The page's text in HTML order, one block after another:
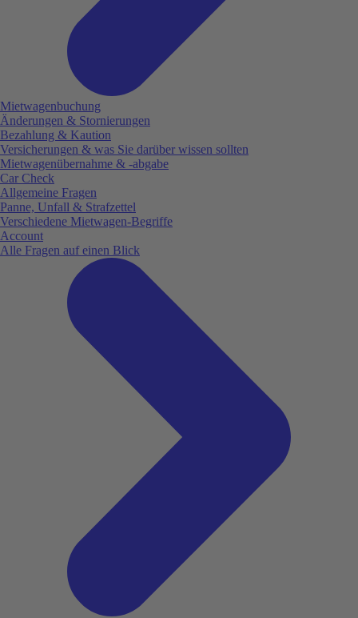
Mietwagenbuchung
Änderungen & Stornierungen
Bezahlung & Kaution
Versicherungen & was Sie darüber wissen sollten
Mietwagenübernahme & -abgabe
Car Check
Allgemeine Fragen
Panne, Unfall & Strafzettel
Verschiedene Mietwagen-Begriffe
Account
Alle Fragen auf einen Blick